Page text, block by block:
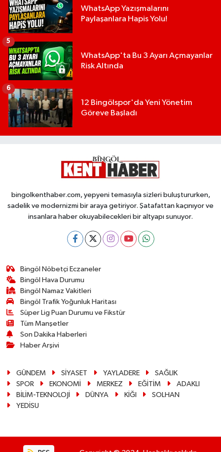
WhatsApp Yazışmalarını
Paylaşanlara Hapis Yolu!
WhatsApp'ta Bu 3 Ayarı Açmayanlar
Risk Altında
5
12 Bingölspor'da Yeni Yönetim
Göreve Başladı
6
bingolkenthaber.com, yepyeni temasıyla sizleri buluştururken,
sadelik ve modernizmi bir araya getiriyor. Şatafattan kaçınıyor ve
insanlara haber okuyabilecekleri bir altyapı sunuyor.
Bingöl Nöbetçi Eczaneler
Bingöl Hava Durumu
Bingöl Namaz Vakitleri
Bingöl Trafik Yoğunluk Haritası
Süper Lig Puan Durumu ve Fikstür
Tüm Manşetler
Son Dakika Haberleri
Haber Arşivi
GÜNDEM SİYASET YAYLADERE
SAĞLIK
SPOR
EKONOMİ MERKEZ EĞİTİM
ADAKLI
BİLİM-TEKNOLOJİ
DÜNYA KİĞI
SOLHAN
YEDİSU